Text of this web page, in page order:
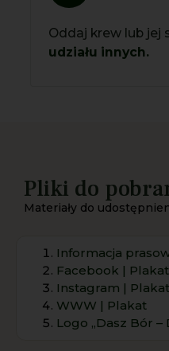
Oddaj krew lub jej
udziału innych.
Pliki do
Materiały do
Informacja
Facebook | Plakat
Instagram | Plakat
WWW | Plakat
Logo „Dasz Bór –